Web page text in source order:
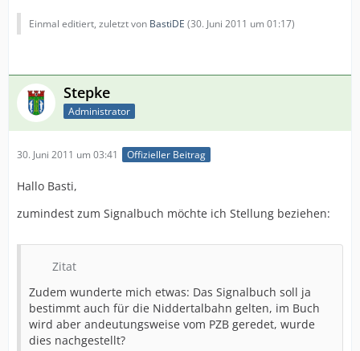
Einmal editiert, zuletzt von BastiDE (30. Juni 2011 um 01:17)
Stepke
Administrator
30. Juni 2011 um 03:41 Offizieller Beitrag
Hallo Basti,
zumindest zum Signalbuch möchte ich Stellung beziehen:
Zitat
Zudem wunderte mich etwas: Das Signalbuch soll ja
bestimmt auch für die Niddertalbahn gelten, im Buch
wird aber andeutungsweise vom PZB geredet, wurde
dies nachgestellt?